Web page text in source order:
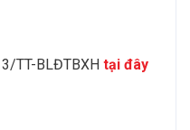
TT-BLĐTBXH tại đây